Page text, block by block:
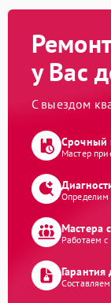
у Вас
С выездом
Срочный
Мастер
Определим
Мастера
Работаем